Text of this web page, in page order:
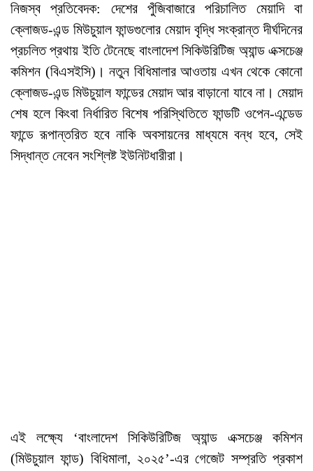
নিজস্ব প্রতিবেদক: দেশের পুঁজিবাজারে পরিচালিত মেয়াদি বা
ক্লোজড-এন্ড মিউচুয়াল ফান্ডগুলোর মেয়াদ বৃদ্ধি সংক্রান্ত দীর্ঘদিনের
প্রচলিত প্রথায় ইতি টেনেছে বাংলাদেশ সিকিউরিটিজ অ্যান্ড এক্সচেঞ্জ
কমিশন (বিএসইসি)। নতুন বিধিমালার আওতায় এখন থেকে কোনো
ক্লোজড-এন্ড মিউচুয়াল ফান্ডের মেয়াদ আর বাড়ানো যাবে না। মেয়াদ
শেষ হলে কিংবা নির্ধারিত বিশেষ পরিস্থিতিতে ফান্ডটি ওপেন-এন্ডেড
ফান্ডে রূপান্তরিত হবে নাকি অবসায়নের মাধ্যমে বন্ধ হবে, সেই
সিদ্ধান্ত নেবেন সংশ্লিষ্ট ইউনিটধারীরা।
এই লক্ষ্যে ‘বাংলাদেশ সিকিউরিটিজ অ্যান্ড এক্সচেঞ্জ কমিশন
(মিউচুয়াল ফান্ড) বিধিমালা, ২০২৫’-এর গেজেট সম্প্রতি প্রকাশ